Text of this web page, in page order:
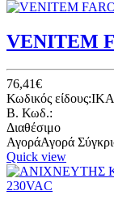
VENITEM
76,41€
Κωδικός
B. Κωδ.:
Διαθέσιμο
ΑγοράΑγορά
Quick view